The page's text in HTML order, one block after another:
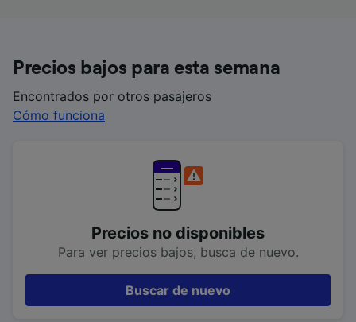
Precios bajos para esta semana
Encontrados por otros pasajeros
Cómo funciona
Precios no disponibles
Para ver precios bajos, busca de nuevo.
Buscar de nuevo